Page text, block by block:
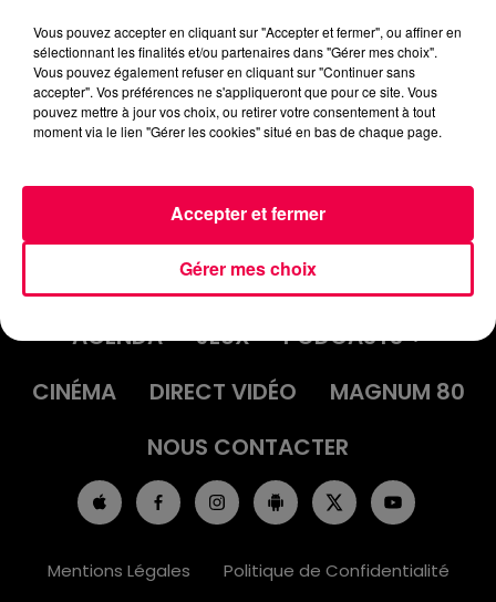
podcasts/2023/11/IQSAR-du-mardi-14-
novembre.mp3
INFOS
EMISSIONS
AGENDA
JEUX
PODCASTS
CINÉMA
DIRECT VIDÉO
MAGNUM 80
NOUS CONTACTER
Mentions Légales Politique de Confidentialité
Vous pouvez accepter en cliquant sur "Accepter et fermer", ou affiner en
sélectionnant les finalités et/ou partenaires dans "Gérer mes choix".
Vous pouvez également refuser en cliquant sur "Continuer sans
accepter". Vos préférences ne s'appliqueront que pour ce site. Vous
pouvez mettre à jour vos choix, ou retirer votre consentement à tout
moment via le lien "Gérer les cookies" situé en bas de chaque page.
Gérer mes choix
Accepter et fermer